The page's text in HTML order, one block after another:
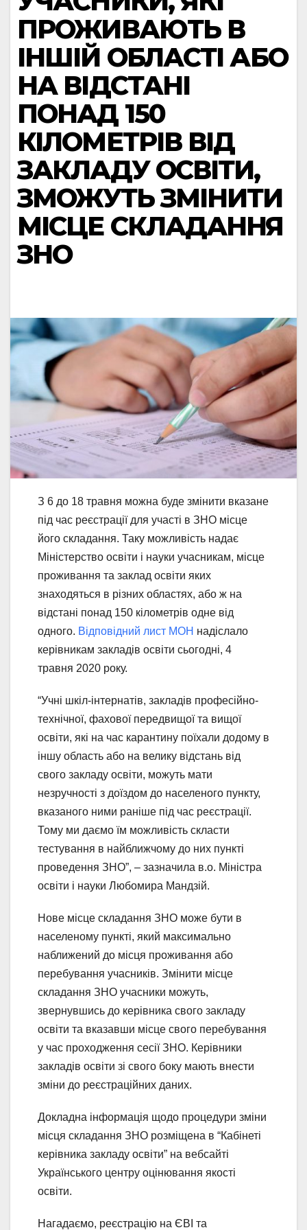
ПРОЖИВАЮТЬ В
ІНШІЙ ОБЛАСТІ АБО
НА ВІДСТАНІ
ПОНАД 150
КІЛОМЕТРІВ ВІД
ЗАКЛАДУ ОСВІТИ,
ЗМОЖУТЬ ЗМІНИТИ
МІСЦЕ СКЛАДАННЯ
ЗНО
З 6 до 18 травня можна буде змінити вказане
під час реєстрації для участі в ЗНО місце
його складання. Таку можливість надає
Міністерство освіти і науки учасникам, місце
проживання та заклад освіти яких
знаходяться в різних областях, або ж на
відстані понад 150 кілометрів одне від
одного. Відповідний лист МОН надіслало
керівникам закладів освіти сьогодні, 4
травня 2020 року.
“Учні шкіл-інтернатів, закладів професійно-
технічної, фахової передвищої та вищої
освіти, які на час карантину поїхали додому в
іншу область або на велику відстань від
свого закладу освіти, можуть мати
незручності з доїздом до населеного пункту,
вказаного ними раніше під час реєстрації.
Тому ми даємо їм можливість скласти
тестування в найближчому до них пункті
проведення ЗНО”, – зазначила в.о. Міністра
освіти і науки Любомира Мандзій.
Нове місце складання ЗНО може бути в
населеному пункті, який максимально
наближений до місця проживання або
перебування учасників. Змінити місце
складання ЗНО учасники можуть,
звернувшись до керівника свого закладу
освіти та вказавши місце свого перебування
у час проходження сесії ЗНО. Керівники
закладів освіти зі свого боку мають внести
зміни до реєстраційних даних.
Докладна інформація щодо процедури зміни
місця складання ЗНО розміщена в “Кабінеті
керівника закладу освіти” на вебсайті
Українського центру оцінювання якості
освіти.
Нагадаємо, реєстрацію на ЄВІ та